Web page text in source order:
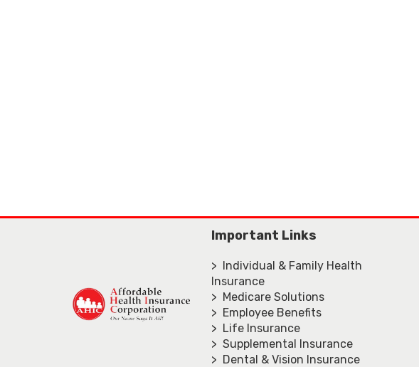
Important Links
> Individual & Family Health
Insurance
> Medicare Solutions
> Employee Benefits
> Life Insurance
> Supplemental Insurance
> Dental & Vision Insurance